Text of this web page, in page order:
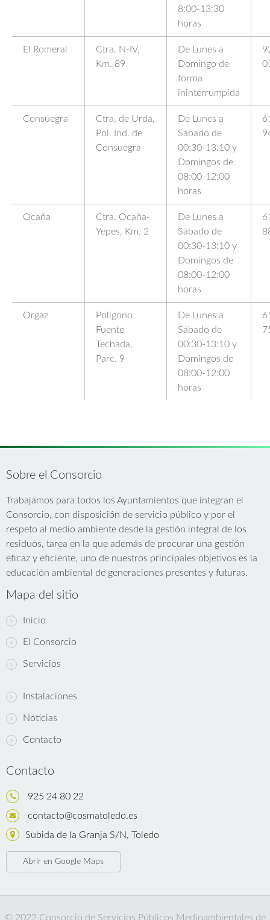
8:00-13:30
horas
El Romeral
Ctra. N-IV,
Km. 89
De Lunes a
Domingo de
forma
ininterrumpida
Consuegra
Ctra. de Urda,
Pol. Ind. de
Consuegra
De Lunes a
Sábado de
00:30-13:10 y
Domingos de
08:00-12:00
horas
Ocaña
Ctra. Ocaña-
Yepes, Km. 2
De Lunes a
Sábado de
00:30-13:10 y
Domingos de
08:00-12:00
horas
Orgaz
Polígono
Fuente
Techada,
Parc. 9
De Lunes a
Sábado de
00:30-13:10 y
Domingos de
08:00-12:00
horas
Sobre el Consorcio
Trabajamos para todos los Ayuntamientos que integran el
Consorcio, con disposición de servicio público y por el
respeto al medio ambiente desde la gestión integral de los
residuos, tarea en la que además de procurar una gestión
eficaz y eficiente, uno de nuestros principales objetivos es la
educación ambiental de generaciones presentes y futuras.
Mapa del sitio
Inicio
El Consorcio
Servicios
Instalaciones
Noticias
Contacto
Contacto
925 24 80 22
contacto@cosmatoledo.es
Subida de la Granja S/N, Toledo
Abrir en Google Maps
© 2022 Consorcio de Servicios Públicos Medioambientales de